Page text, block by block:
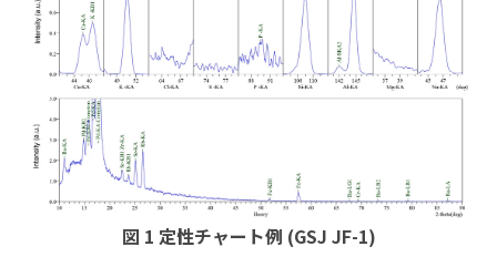
図 1 定性チャート例 (GSJ JF-1)